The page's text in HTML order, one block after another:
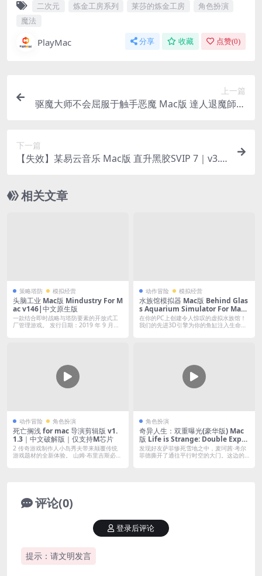
二次元 炼金工房系列 莱莎的炼金工房
角色扮演
魔法
PlayMac 分享 收藏 点赞(0)
上一篇
驱魔大师不会屈服于触手恶魔 Mac版 達人退魔師は
下一篇
【失效】某易云音乐 Mac版 直升黑胶SVIP 7｜v3.0.
面、播放器样式等
相关文章
策略塔防 模拟经营
头脑工业 Mac版 Mindustry For M
ac v146|中文原生版
一款结合即时战略与塔防要素的开放式工
厂管理游戏。 发行日期：2019 年 9 月...
动作冒险 模拟经营
水族馆模拟器 Mac版 Behind Glas
s Aquarium Simulator For Mac
v1.5|中文原生版|含全DLC
在你的PC上创建令人惊叹的虚拟水族馆！
我们的先进3D引擎为你的鱼缸注入生命，
动作冒险 角色扮演
死亡搁浅 for mac 导演剪辑版 v1.
1.3｜中文破解版｜仅支持M芯片
2 传奇游戏制作人小岛秀夫带来颠覆传统
游戏题材的全新体验。 山姆·布里吉斯必须
角色扮演
奇异人生：双重曝光(豪华版) Mac
版 Life is Strange: Double Expos
ure For Mac Build.16505703｜中
文移植版｜含预购特典+全DLC
发现好友萨菲惨死雪地之中，麦珂茜·考尔
菲德撕开了通往平行时空的大门。这边的
评论(0)
提示：请文明发言
登录后评论